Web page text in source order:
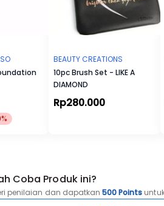
BEAUTY CREATIONS
10pc Brush Set - LIKE A
DIAMOND
Rp280.000
Coba Produk ini?
penilaian dan dapatkan 500 Points